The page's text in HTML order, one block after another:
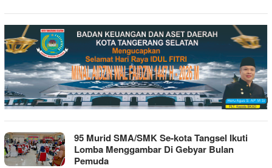
95 Murid SMA/SMK Se-kota Tangsel Ikuti
Lomba Menggambar Di Gebyar Bulan
Pemuda